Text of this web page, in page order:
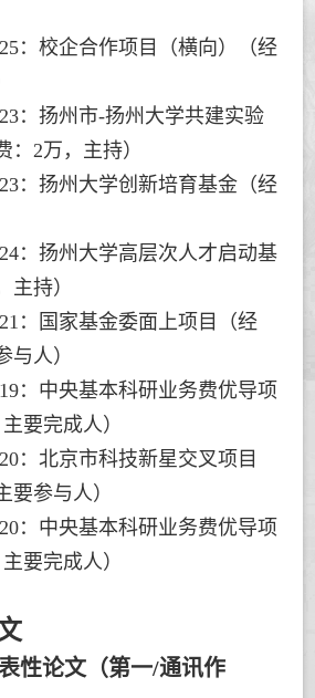
校企合作项目（横向）（经
：扬州市-扬州大学共建实验
：2万，主持）
扬州大学创新培育基金（经
扬州大学高层次人才启动基
主持）
：国家基金委面上项目（经
与人）
中央基本科研业务费优导项
要完成人）
北京市科技新星交叉项目
要参与人）
中央基本科研业务费优导项
要完成人）
性论文（第一/通讯作